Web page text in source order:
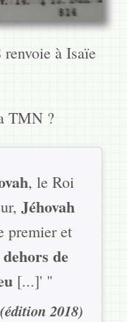
à Isaïe
TMN ?
, le Roi
Jéhovah
premier et
de
[...]' "
2018)